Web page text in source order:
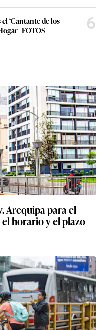
‘Cantante de los
| FOTOS
6
Arequipa para el
horario y el plazo